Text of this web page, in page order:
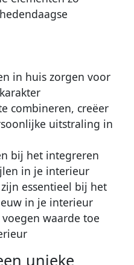
in huis zorgen voor
combineren, creëer
uitstraling in
bij het integreren
in je interieur
essentieel bij het
in je interieur
waarde toe
unieke